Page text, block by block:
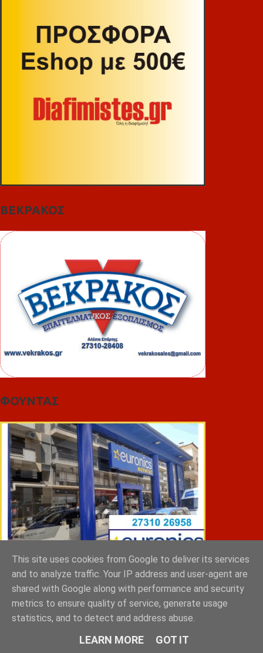
ΒΕΚΡΑΚΟΣ
ΦΟΥΝΤΑΣ
ΣΠΥΡΑΚΗΣ ΠΑΝΑΓΙΩΤΗΣ & YIOI ΣΠΑΡΤΗ
This site uses cookies from Google to deliver its services
and to analyze traffic. Your IP address and user-agent are
shared with Google along with performance and security
metrics to ensure quality of service, generate usage
statistics, and to detect and address abuse.
LEARN MORE GOT IT